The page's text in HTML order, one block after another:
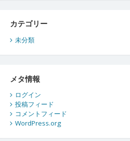
カテゴリー
未分類
メタ情報
ログイン
投稿フィード
コメントフィード
WordPress.org